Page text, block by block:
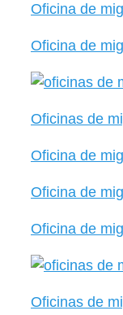
Oficina de
Oficina de
Oficinas de
Oficina de
Oficina de
Oficina de
Oficinas de